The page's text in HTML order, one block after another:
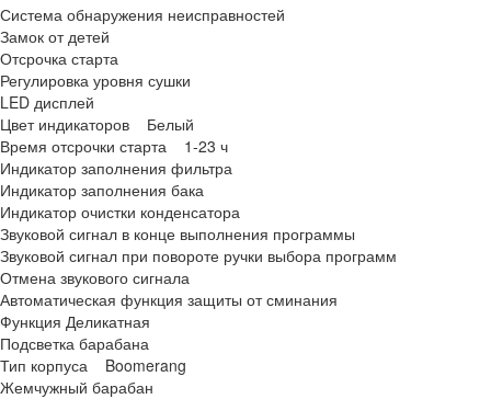
Система обнаружения неисправностей
Замок от детей
Отсрочка старта
Регулировка уровня сушки
LED дисплей
Цвет индикаторов Белый
Время отсрочки старта 1-23 ч
Индикатор заполнения фильтра
Индикатор заполнения бака
Индикатор очистки конденсатора
Звуковой сигнал в конце выполнения программы
Звуковой сигнал при повороте ручки выбора программ
Отмена звукового сигнала
Автоматическая функция защиты от сминания
Функция Деликатная
Подсветка барабана
Тип корпуса Boomerang
Жемчужный барабан